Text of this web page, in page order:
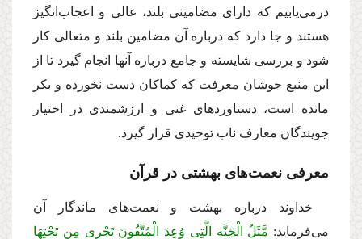
درمی‌یابیم که دارای مضامینی بلند، عالی و اعجاب‌انگیز
هستند و جا دارد که درباره آن مضامین بلند و متعالی کار
شود و بررسی شایسته و جامع درباره آنها انجام گیرد تا از
این منبع جوشان معرفت که کماکان دست نخورده و بکر
مانده است، دستاوردهای غنی و ارزشمندی در اختیار
جویندگان معارف ناب توحیدی قرار گیرد.
معرفی نعمت‌های بهشتی در قرآن
خداوند درباره بهشت و نعمت‌های ماندگار آن
می‌فرماید: مَّثَلُ الْجَنَّه الَّتِی وُعِدَ الْمُتَّقُونَ تَجْرِی مِن تَحْتِهَا